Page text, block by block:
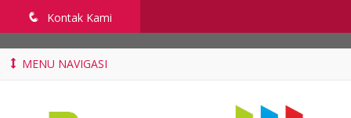
q Kontak Kami
MENU NAVIGASI